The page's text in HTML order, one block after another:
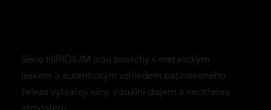
Série HIRIDIUM jsou povrchy s metalickým
leskem a autentickým vzhledem patinovaného
železa vytvářejí silný vizuální dojem a neotřelou
atmosféru.